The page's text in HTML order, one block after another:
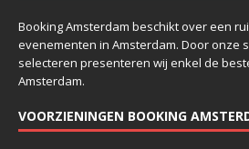
Booking Amsterdam beschikt over een
evenementen in Amsterdam. Door onze
selecteren presenteren wij enkel de
Amsterdam.
VOORZIENINGEN BOOKING